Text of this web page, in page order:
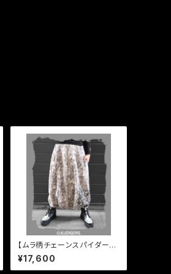
【ムラ柄チェーンスパイダーウ
ェブPtハーレムパンツ】
¥17,600